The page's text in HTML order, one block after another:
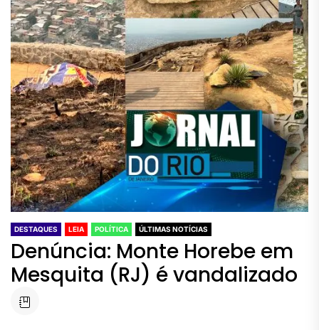
DESTAQUES LEIA POLÍTICA ÚLTIMAS NOTÍCIAS
Denúncia: Monte Horebe em
Mesquita (RJ) é vandalizado